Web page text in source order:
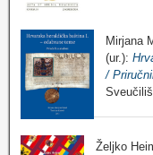
Mirjana
(ur.):
/
Željko